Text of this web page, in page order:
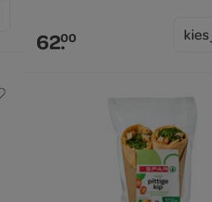
62.00 kies